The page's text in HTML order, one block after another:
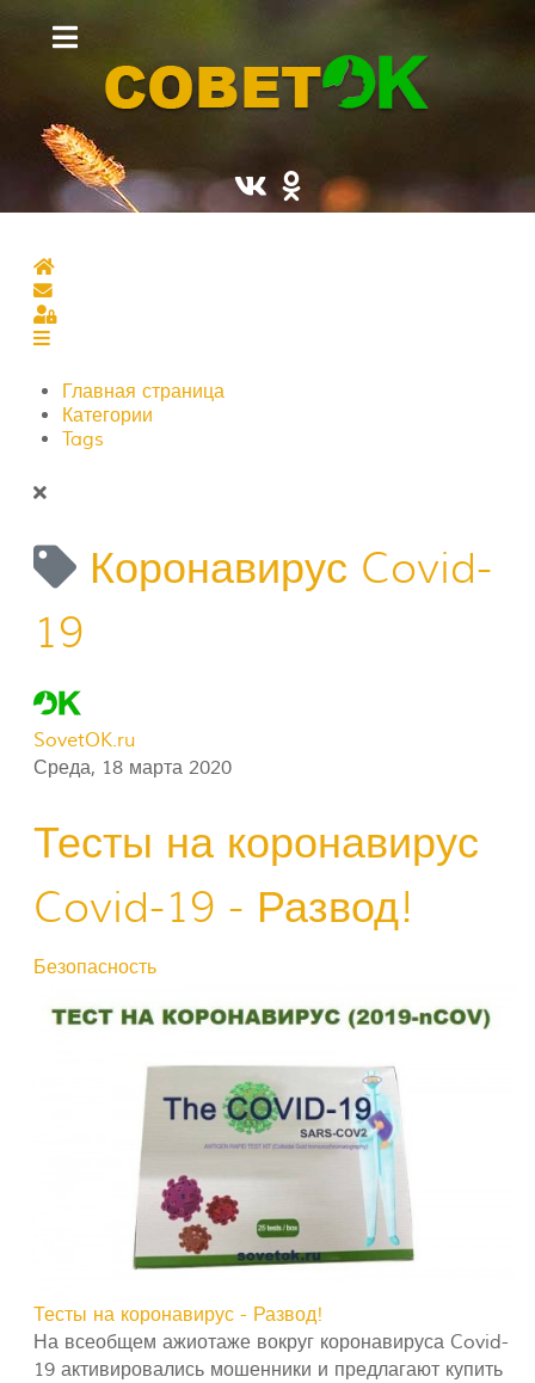
Главная страница
Подписаться на блог
Sign In
Главная страница
Категории
Tags
Коронавирус Covid-
19
SovetOK.ru
Среда, 18 марта 2020
Тесты на коронавирус
Covid-19 - Развод!
Безопасность
Тесты на коронавирус - Развод!
На всеобщем ажиотаже вокруг коронавируса Covid-
19 активировались мошенники и предлагают купить